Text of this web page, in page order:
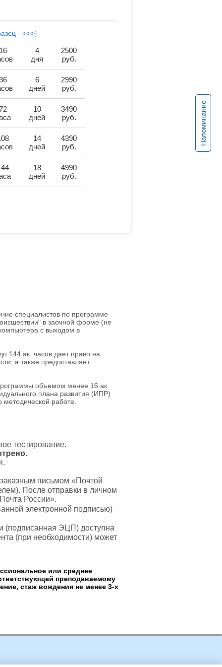
Напоминание
-->>>)
16
4
дня
2500
руб.
6
дней
2990
руб.
10
дней
3490
руб.
14
дней
4390
руб.
18
дней
4990
руб.
специалистов по программе
в заочной форме (не
с выходом в
144 ак. часов дает право на
а также предоставляет
объемом менее 16 ак.
плана развития (ИПР)
работе.
тестирование.
письмом «Почтой
После отправки в личном
России».
электронной подписью)
(подписанная ЭЦП) доступна
(при необходимости) может
или среднее
преподаваемому
стаж вождения не менее 3-х